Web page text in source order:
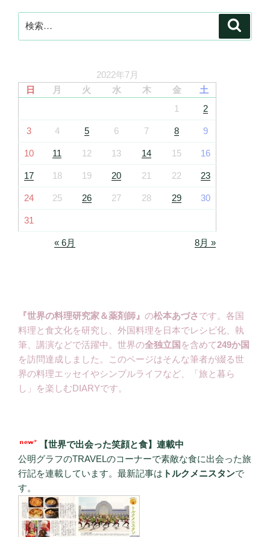
索:
2022年7月
日
月 火 水 木 金
土
1
2
3 4 5 6 7 8 9
10 11 12 13 14 15 16
17 18 19 20 21 22 23
24 25 26 27 28 29 30
31
« 6月 8月 »
『世界の料理研究家＆薬剤師』 の松本あづさです。各国
料理と食文化を研究し、外国料理を日本でレシピ化、執
筆、講演などで活躍中。世界の全独立国 を含めて249か国
を訪問達成しました。このページはそんな筆者が綴る世
界の料理エッセイやシンプルライフなど、「旅と暮ら
し」を楽しむDIARYです。
【世界で出会った笑顔と食】連載中
公明グラフのTRAVELのコーナーで素敵な食に出会った旅
行記を連載しています。最新記事は トルクメニスタンで
す。